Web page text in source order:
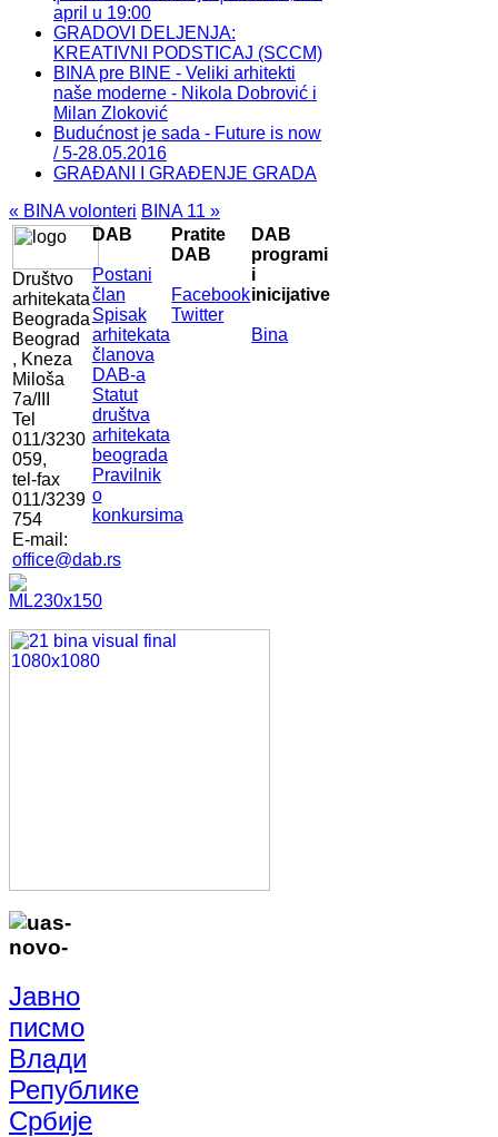
april u 19:00
GRADOVI DELJENJA:
KREATIVNI PODSTICAJ (SCCM)
BINA pre BINE - Veliki arhitekti
naše moderne - Nikola Dobrović i
Milan Zloković
Budućnost je sada - Future is now
/ 5-28.05.2016
GRAĐANI I GRAĐENJE GRADA
« BINA volonteri BINA 11 »
Društvo
arhitekata
Beograda
Beograd
, Kneza
Miloša
7a/III
Tel
011/3230
059,
tel-fax
011/3239
754
E-mail:
office@dab.rs
DAB
Postani
član
Spisak
arhitekata
članova
DAB-a
Statut
društva
arhitekata
beograda
Pravilnik
o
konkursima
Pratite
DAB
Facebook
Twitter
DAB
programi
i
inicijative
Bina
Јавно
писмо
Влади
Републике
Србије